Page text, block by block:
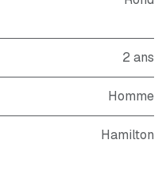
2 ans
Homme
Hamilton